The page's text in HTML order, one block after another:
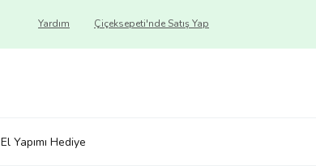
Çiçeksepeti'nde Satış Yap
Yardım
El Yapımı Hediye